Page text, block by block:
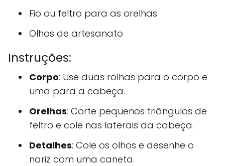
Fio ou feltro para as orelhas
Olhos de artesanato
Instruções:
Corpo: Use duas rolhas para o corpo e
uma para a cabeça.
Orelhas: Corte pequenos triângulos de
feltro e cole nas laterais da cabeça.
Detalhes: Cole os olhos e desenhe o
nariz com uma caneta.